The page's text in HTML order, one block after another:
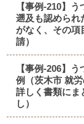
【事例-210】
遡及も認められ
がなく、その項
請）
【事例-206】
例（茨木市 就
詳しく書類にま
し）